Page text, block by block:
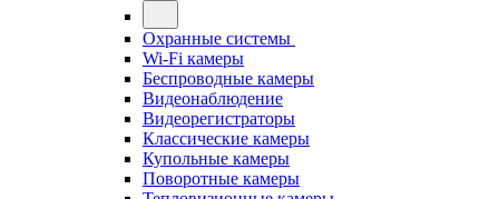
Охранные системы
Wi-Fi камеры
Беспроводные камеры
Видеонаблюдение
Видеорегистраторы
Классические камеры
Купольные камеры
Поворотные камеры